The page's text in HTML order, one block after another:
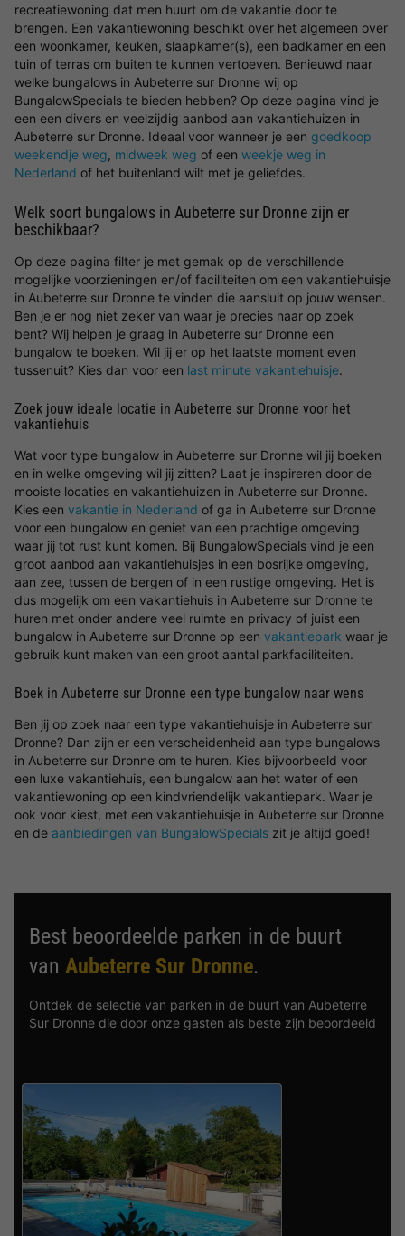
recreatiewoning dat men huurt om de vakantie door te
brengen. Een vakantiewoning beschikt over het algemeen over
een woonkamer, keuken, slaapkamer(s), een badkamer en een
tuin of terras om buiten te kunnen vertoeven. Benieuwd naar
welke bungalows in Aubeterre sur Dronne wij op
BungalowSpecials te bieden hebben? Op deze pagina vind je
een een divers en veelzijdig aanbod aan vakantiehuizen in
Aubeterre sur Dronne. Ideaal voor wanneer je een goedkoop
weekendje weg, midweek weg of een weekje weg in
Nederland of het buitenland wilt met je geliefdes.
Welk soort bungalows in Aubeterre sur Dronne zijn er
beschikbaar?
Op deze pagina filter je met gemak op de verschillende
mogelijke voorzieningen en/of faciliteiten om een vakantiehuisje
in Aubeterre sur Dronne te vinden die aansluit op jouw wensen.
Ben je er nog niet zeker van waar je precies naar op zoek
bent? Wij helpen je graag in Aubeterre sur Dronne een
bungalow te boeken. Wil jij er op het laatste moment even
tussenuit? Kies dan voor een last minute vakantiehuisje.
Zoek jouw ideale locatie in Aubeterre sur Dronne voor het
vakantiehuis
Wat voor type bungalow in Aubeterre sur Dronne wil jij boeken
en in welke omgeving wil jij zitten? Laat je inspireren door de
mooiste locaties en vakantiehuizen in Aubeterre sur Dronne.
Kies een vakantie in Nederland of ga in Aubeterre sur Dronne
voor een bungalow en geniet van een prachtige omgeving
waar jij tot rust kunt komen. Bij BungalowSpecials vind je een
groot aanbod aan vakantiehuisjes in een bosrijke omgeving,
aan zee, tussen de bergen of in een rustige omgeving. Het is
dus mogelijk om een vakantiehuis in Aubeterre sur Dronne te
huren met onder andere veel ruimte en privacy of juist een
bungalow in Aubeterre sur Dronne op een vakantiepark waar je
gebruik kunt maken van een groot aantal parkfaciliteiten.
Boek in Aubeterre sur Dronne een type bungalow naar wens
Ben jij op zoek naar een type vakantiehuisje in Aubeterre sur
Dronne? Dan zijn er een verscheidenheid aan type bungalows
in Aubeterre sur Dronne om te huren. Kies bijvoorbeeld voor
een luxe vakantiehuis, een bungalow aan het water of een
vakantiewoning op een kindvriendelijk vakantiepark. Waar je
ook voor kiest, met een vakantiehuisje in Aubeterre sur Dronne
en de aanbiedingen van BungalowSpecials zit je altijd goed!
Best beoordeelde parken in de buurt
van Aubeterre Sur Dronne.
Ontdek de selectie van parken in de buurt van Aubeterre
Sur Dronne die door onze gasten als beste zijn beoordeeld